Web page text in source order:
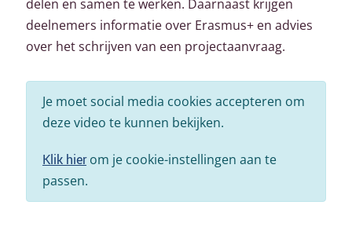
delen en samen te werken. Daarnaast krijgen
deelnemers informatie over Erasmus+ en advies
over het schrijven van een projectaanvraag.
Je moet social media cookies accepteren om
deze video te kunnen bekijken.
Klik hierom je cookie-instellingen aan te
passen.